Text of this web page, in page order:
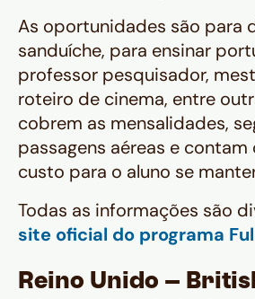
As oportunidades são para
sanduíche, para ensinar
professor pesquisador,
roteiro de cinema, entre
cobrem as mensalidades,
passagens aéreas e
custo para o aluno se
Todas as informações são
site oficial do programa
Reino Unido –